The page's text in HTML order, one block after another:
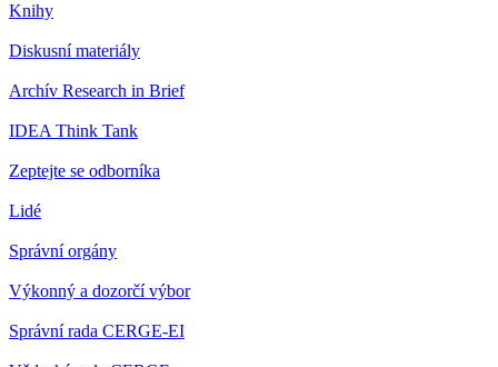
Knihy
Diskusní materiály
Archív Research in Brief
IDEA Think Tank
Zeptejte se odborníka
Lidé
Správní orgány
Výkonný a dozorčí výbor
Správní rada CERGE-EI